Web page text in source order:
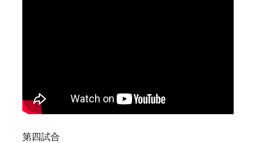
第四試合